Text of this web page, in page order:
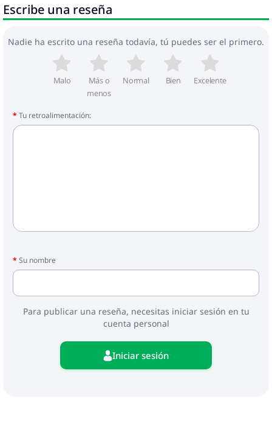
Escribe una reseña
Nadie ha escrito una reseña todavía, tú puedes ser el primero.
Malo
Más o
menos
Normal Bien Excelente
Tu retroalimentación:
Su nombre
Para publicar una reseña, necesitas iniciar sesión en tu
cuenta personal
Iniciar sesión